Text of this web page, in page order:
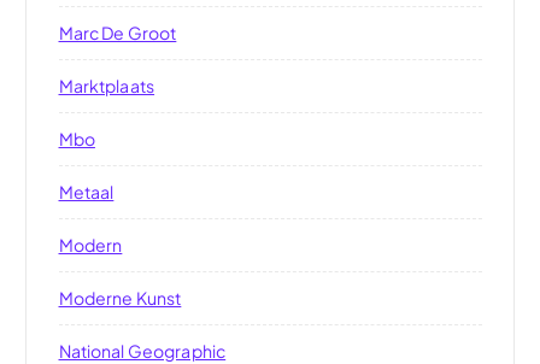
Marc De Groot
Marktplaats
Mbo
Metaal
Modern
Moderne Kunst
National Geographic